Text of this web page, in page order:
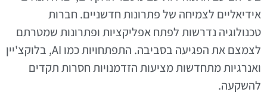
אידיאליים לצמיחה של פתרונות חדשניים. חברות
טכנולוגיה נדרשות לפתח אפליקציות ופתרונות שמטרתם
לצמצם את הפגיעה בסביבה. התפתחויות כמו AI, בלוקצ'יין
ואנרגיות מתחדשות מציעות הזדמנויות חסרות תקדים
להשקעה.